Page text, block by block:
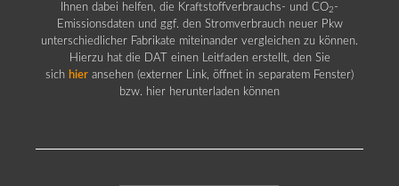
Ihnen dabei helfen, die Kraftstoffverbrauchs- und CO2 -
Emissionsdaten und ggf. den Stromverbrauch neuer Pkw
unterschiedlicher Fabrikate miteinander vergleichen zu können.
Hierzu hat die DAT einen Leitfaden erstellt, den Sie
sich hier ansehen (externer Link, öffnet in separatem Fenster)
bzw. hier herunterladen können